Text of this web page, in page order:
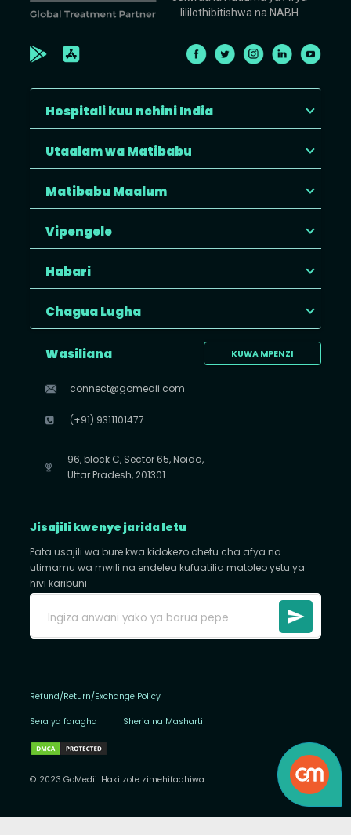
lililothibitishwa na NABH
Hospitali kuu nchini India
Utaalam wa Matibabu
Matibabu Maalum
Vipengele
Habari
Chagua Lugha
KUWA MPENZI
Wasiliana
connect@gomedii.com
(+91) 9311101477
96, block C, Sector 65, Noida,
Uttar Pradesh, 201301
Jisajili kwenye jarida letu
Pata usajili wa bure kwa kidokezo chetu cha afya na
utimamu wa mwili na endelea kufuatilia matoleo yetu ya
hivi karibuni
Refund/Return/Exchange Policy
Sera ya faragha | Sheria na Masharti
© 2023 GoMedii. Haki zote zimehifadhiwa